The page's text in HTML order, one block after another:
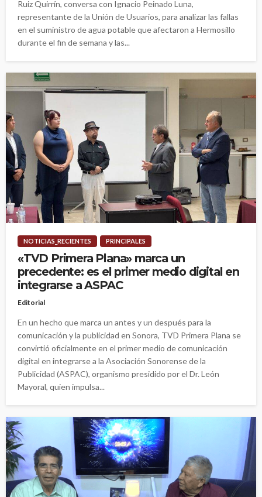
Ruiz Quirrín, conversa con Ignacio Peinado Luna,
representante de la Unión de Usuarios, para analizar las fallas
en el suministro de agua potable que afectaron a Hermosillo
durante el fin de semana y las...
NOTICIAS_RECIENTES PRINCIPALES
«TVD Primera Plana» marca un
precedente: es el primer medio digital en
integrarse a ASPAC
Editorial
En un hecho que marca un antes y un después para la
comunicación y la publicidad en Sonora, TVD Primera Plana se
convirtió oficialmente en el primer medio de comunicación
digital en integrarse a la Asociación Sonorense de la
Publicidad (ASPAC), organismo presidido por el Dr. León
Mayoral, quien impulsa...